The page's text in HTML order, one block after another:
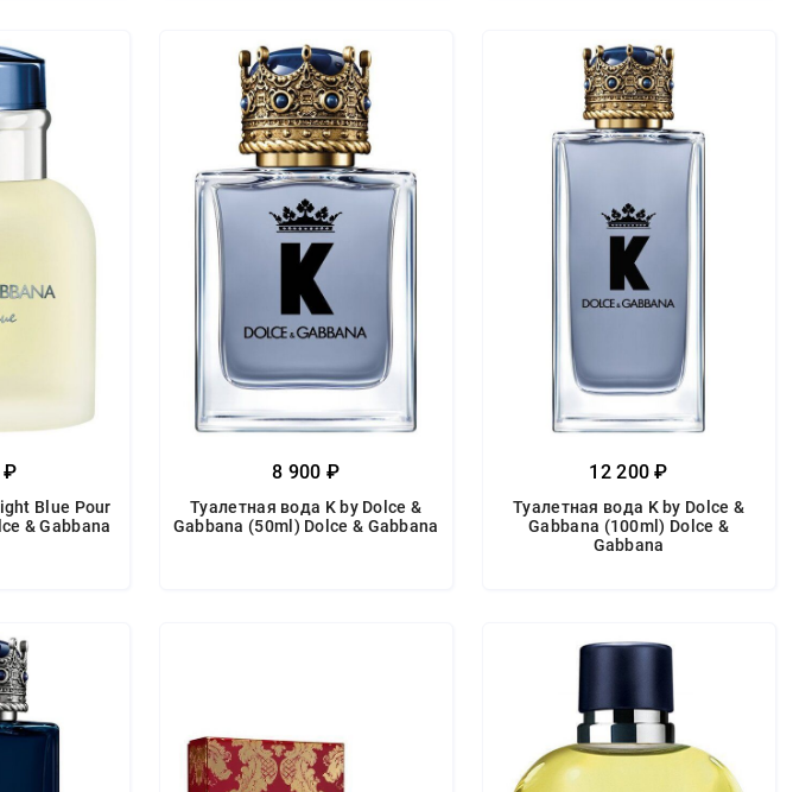
₽
Blue Pour
& Gabbana
8 900 ₽
Туалетная вода K by Dolce &
Gabbana (50ml) Dolce & Gabbana
12 200 ₽
Туалетная вода K by Dolce &
Gabbana (100ml) Dolce &
Gabbana